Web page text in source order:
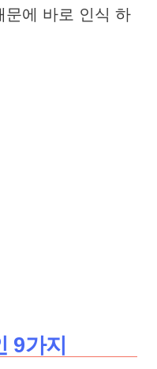
문에 바로 인식 하
9가지